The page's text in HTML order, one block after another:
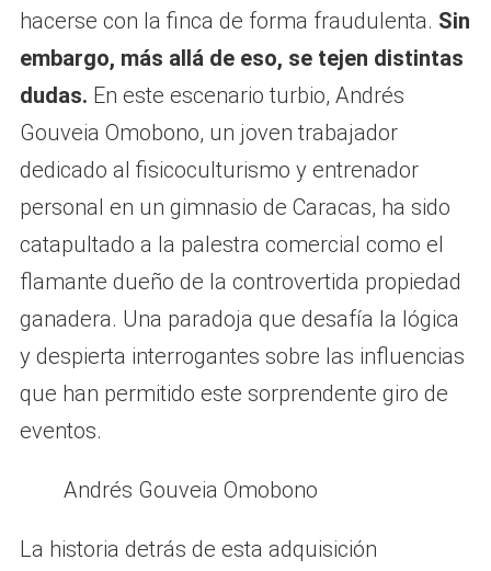
hacerse con la finca de forma fraudulenta. Sin
embargo, más allá de eso, se tejen distintas
dudas. En este escenario turbio, Andrés
Gouveia Omobono, un joven trabajador
dedicado al fisicoculturismo y entrenador
personal en un gimnasio de Caracas, ha sido
catapultado a la palestra comercial como el
flamante dueño de la controvertida propiedad
ganadera. Una paradoja que desafía la lógica
y despierta interrogantes sobre las influencias
que han permitido este sorprendente giro de
eventos.
Andrés Gouveia Omobono
La historia detrás de esta adquisición